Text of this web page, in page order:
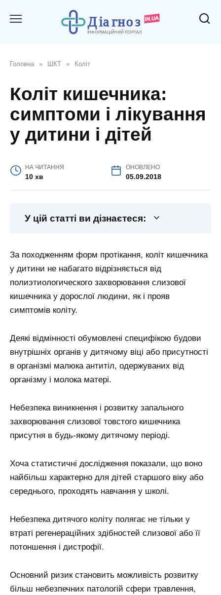
Головна » ШКТ » Коліт
Коліт кишечника:
симптоми і лікування
у дитини і дітей
НА ЧИТАННЯ
10 хв
ОНОВЛЕНО
05.09.2018
У цій статті ви дізнаєтеся:
За походженням форм протікання, коліт кишечника
у дитини не набагато відрізняється від
полиэтиологического захворювання слизової
кишечника у дорослої людини, як і прояв
симптомів коліту.
Деякі відмінності обумовлені специфікою будови
внутрішніх органів у дитячому віці або присутності
в організмі малюка антитіл, одержуваних від
організму і молока матері.
Небезпека виникнення і розвитку запального
захворювання слизової товстого кишечника
присутня в будь-якому дитячому періоді.
Хоча статистичні дослідження показали, що воно
найбільш характерно для дітей старшого віку або
середнього, проходять навчання у школі.
Небезпека дитячого коліту полягає не тільки у
втраті регенераційних здібностей слизової або її
потоншення і дистрофії.
Основний ризик становить можливість розвитку
більш небезпечних патологій сфери травлення,